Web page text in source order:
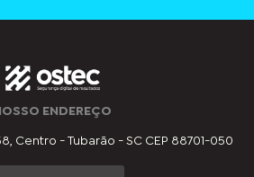
ENDEREÇO
Centro - Tubarão - SC CEP 88701-050